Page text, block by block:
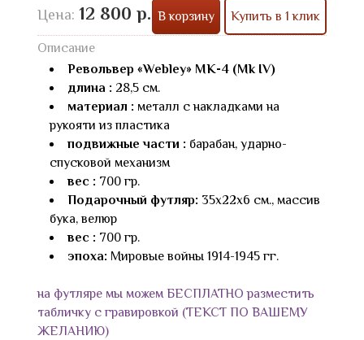
Цена: 12 800 р. В корзину Купить в 1 клик
Описание
Револьвер «Webley» МК-4 (Mk IV)
длина : 28,5 см.
материал : металл с накладками на
рукояти из пластика
подвижные части : барабан, ударно-
спусковой механизм
вес : 700 гр.
Подарочный футляр: 35x22х6 см., массив
бука, велюр
вес : 700 гр.
эпоха: Мировые войны 1914-1945 гг.
на футляре мы можем БЕСПЛАТНО разместить
табличку с гравировкой (ТЕКСТ ПО ВАШЕМУ
ЖЕЛАНИЮ)